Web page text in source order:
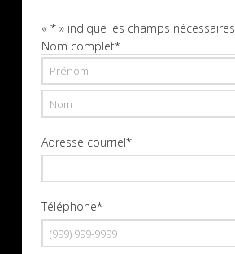
« *» indique les champs nécessaires
Nom complet*
Prénom
Adresse courriel*
Téléphone*